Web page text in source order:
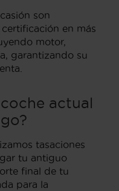
son
en más
motor,
garantizando su
actual
tasaciones
tu antiguo
final de tu
para la